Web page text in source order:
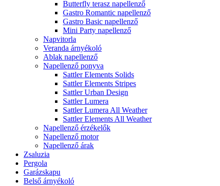
Butterfly terasz napellenző
Gastro Romantic napellenző
Gastro Basic napellenző
Mini Party napellenző
Napvitorla
Veranda árnyékoló
Ablak napellenző
Napellenző ponyva
Sattler Elements Solids
Sattler Elements Stripes
Sattler Urban Design
Sattler Lumera
Sattler Lumera All Weather
Sattler Elements All Weather
Napellenző érzékelők
Napellenző motor
Napellenző árak
Zsaluzia
Pergola
Garázskapu
Belső árnyékoló